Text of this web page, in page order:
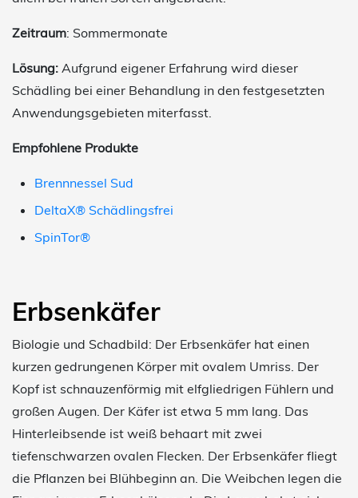
Zeitraum: Sommermonate
Lösung: Aufgrund eigener Erfahrung wird dieser
Schädling bei einer Behandlung in den festgesetzten
Anwendungsgebieten miterfasst.
Empfohlene Produkte
Brennnessel Sud
DeltaX® Schädlingsfrei
SpinTor®
Erbsenkäfer
Biologie und Schadbild: Der Erbsenkäfer hat einen
kurzen gedrungenen Körper mit ovalem Umriss. Der
Kopf ist schnauzenförmig mit elfgliedrigen Fühlern und
großen Augen. Der Käfer ist etwa 5 mm lang. Das
Hinterleibsende ist weiß behaart mit zwei
tiefenschwarzen ovalen Flecken. Der Erbsenkäfer fliegt
die Pflanzen bei Blühbeginn an. Die Weibchen legen die